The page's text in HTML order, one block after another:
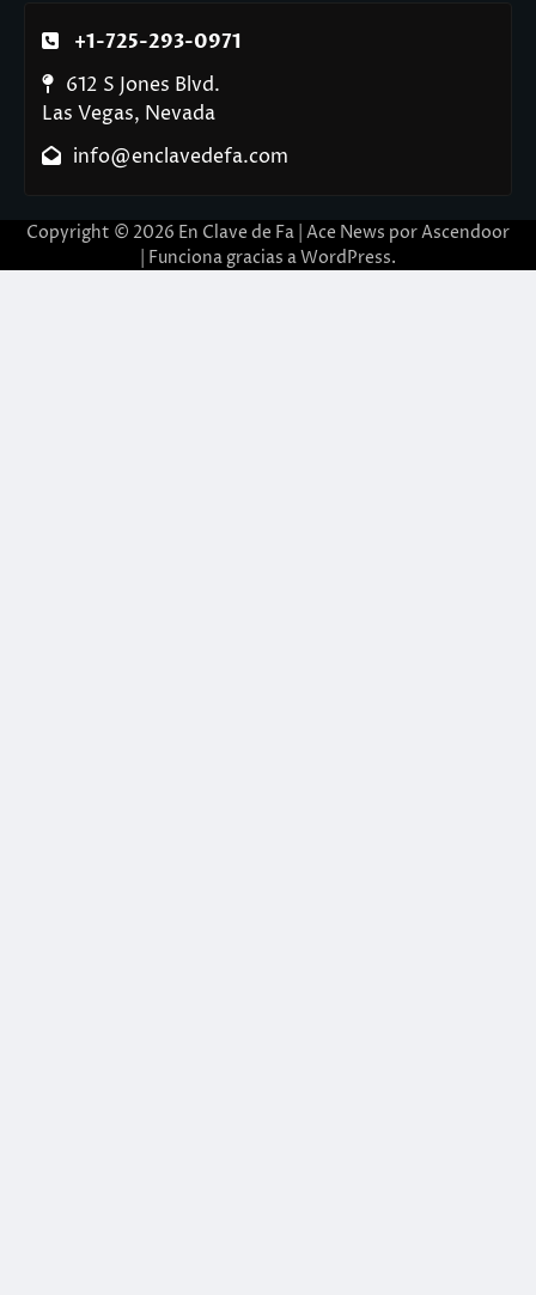
+1-725-293-0971
612 S Jones Blvd.
Las Vegas, Nevada
info@enclavedefa.com
Copyright © 2026 En Clave de Fa | Ace News porAscendoor
| Funciona gracias aWordPress.